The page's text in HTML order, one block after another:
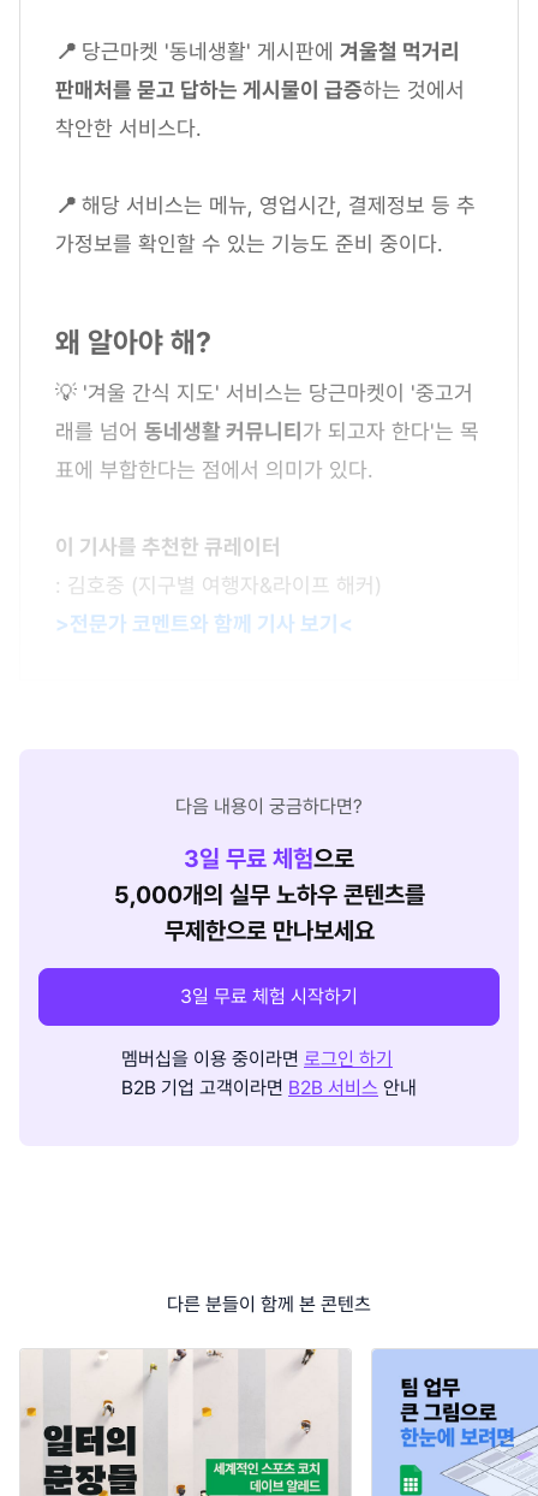
📍 당근마켓 '동네생활' 게시판에 겨울철 먹거리
판매처를 묻고 답하는 게시물이 급증하는 것에서
착안한 서비스다.
📍 해당 서비스는 메뉴, 영업시간, 결제정보 등 추
가정보를 확인할 수 있는 기능도 준비 중이다.
왜 알아야 해?
💡 '겨울 간식 지도' 서비스는 당근마켓이 '중고거
래를 넘어 동네생활 커뮤니티가 되고자 한다'는 목
표에 부합한다는 점에서 의미가 있다.
이 기사를 추천한 큐레이터
: 김호중 (지구별 여행자&라이프 해커)
>전문가 코멘트와 함께 기사 보기<
다음 내용이 궁금하다면?
3일 무료 체험으로
5,000개의 실무 노하우 콘텐츠를
무제한으로 만나보세요
3일 무료 체험 시작하기
멤버십을 이용 중이라면 로그인 하기
B2B 기업 고객이라면 B2B 서비스 안내
다른 분들이 함께 본 콘텐츠